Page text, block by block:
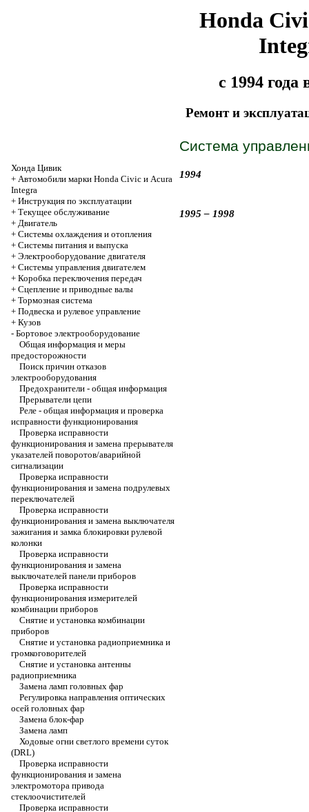
Honda
с 1994 года
Ремонт и
Хонда Цивик
+ Автомобили марки Honda Civic и Acura
Integra
+ Инструкция по эксплуатации
+ Текущее обслуживание
+ Двигатель
+ Системы охлаждения и отопления
+ Системы питания и выпуска
+ Электрооборудование двигателя
+ Системы управления двигателем
+ Коробка переключения передач
+ Cцепление и приводные валы
+ Тормозная система
+ Подвеска и рулевое управление
+ Кузов
- Бортовое электрооборудование
Общая информация и меры
предосторожности
Поиск причин отказов
электрооборудования
Предохранители - общая информация
Прерыватели цепи
Реле - общая информация и проверка
исправности функционирования
Проверка исправности
функционирования и замена прерывателя
указателей поворотов/аварийной
сигнализации
Проверка исправности
функционирования и замена подрулевых
переключателей
Проверка исправности
функционирования и замена выключателя
зажигания и замка блокировки рулевой
колонки
Проверка исправности
функционирования и замена
выключателей панели приборов
Проверка исправности
функционирования измерителей
комбинации приборов
Снятие и установка комбинации
приборов
Снятие и установка радиоприемника и
громкоговорителей
Снятие и установка антенны
радиоприемника
Замена ламп головных фар
Регулировка направления оптических
осей головных фар
Замена блок-фар
Замена ламп
Ходовые огни светлого времени суток
(DRL)
Проверка исправности
функционирования и замена
электромотора привода
стеклоочистителей
Проверка исправности
Система
1994
1995 – 1998